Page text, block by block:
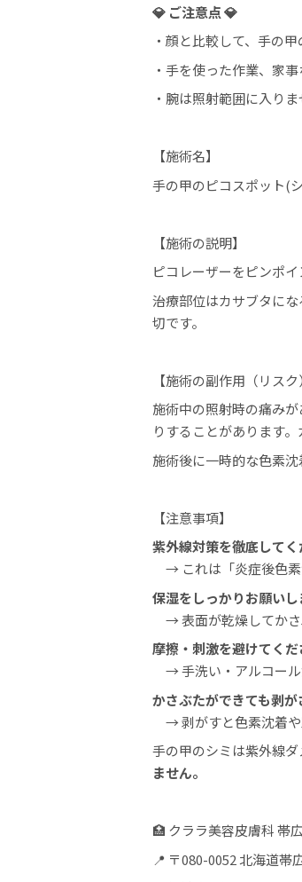
💎 ご注意点 💎
・顔と比較して、手の
・手を使った作業、家
・腕は照射範囲に入り
【施術名】
手の甲のピコスポット(
【施術の説明】
ピコレーザーをピンポ
治療部位はカサブタに
切です。
【施術の副作用（リスク
施術中の照射時の痛みが
りすることがあります
施術後に一時的な色素沈
【注意事項】
紫外線対策を徹底してく
→ これは「炎症後色素
保湿をしっかりお願いし
→ 表面が乾燥してかさ
摩擦・刺激を避けてくだ
→ 手洗い・アルコール
かさぶたができても剥が
→ 剥がすと色素沈着や
手の甲のシミは紫外線ダ
ません。
🏥 クララ美容皮膚科 帯
📍 〒080-0052 北海道帯